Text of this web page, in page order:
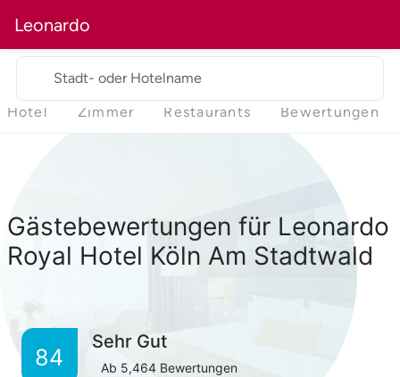
Leonardo
Stadt- oder Hotelname
Hotel Zimmer Restaurants Bewertungen
Gästebewertungen für Leonardo
Royal Hotel Köln Am Stadtwald
84
Sehr Gut
Ab 5,464 Bewertungen